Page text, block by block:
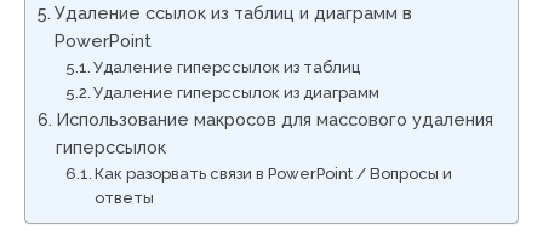
Удаление ссылок из таблиц и диаграмм в
PowerPoint
Удаление гиперссылок из таблиц
Удаление гиперссылок из диаграмм
Использование макросов для массового удаления
гиперссылок
Как разорвать связи в PowerPoint / Вопросы и
ответы